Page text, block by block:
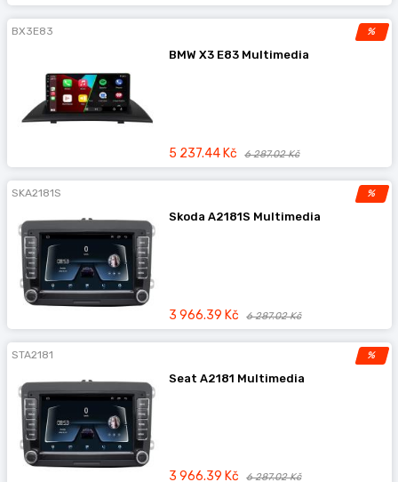
%
BX3E83
BMW X3 E83 Multimedia
5 237.44 Kč 6 287.02 Kč
%
SKA2181S
Skoda A2181S Multimedia
3 966.39 Kč 6 287.02 Kč
%
STA2181
Seat A2181 Multimedia
3 966.39 Kč 6 287.02 Kč